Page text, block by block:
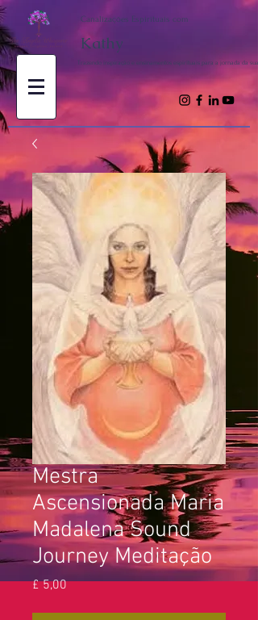
Kathy
Canalizações Espirituais com
Trazendo inspiração e ensinamentos espirituais para a jornada da sua
Mestra
Ascensionada Maria
Madalena Sound
Journey Meditação
£ 5,00Preço